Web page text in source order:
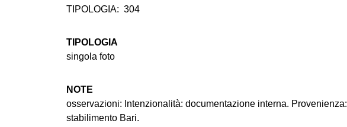
TIPOLOGIA: 304
TIPOLOGIA
singola foto
NOTE
osservazioni: Intenzionalità: documentazione interna. Provenienza:
stabilimento Bari.